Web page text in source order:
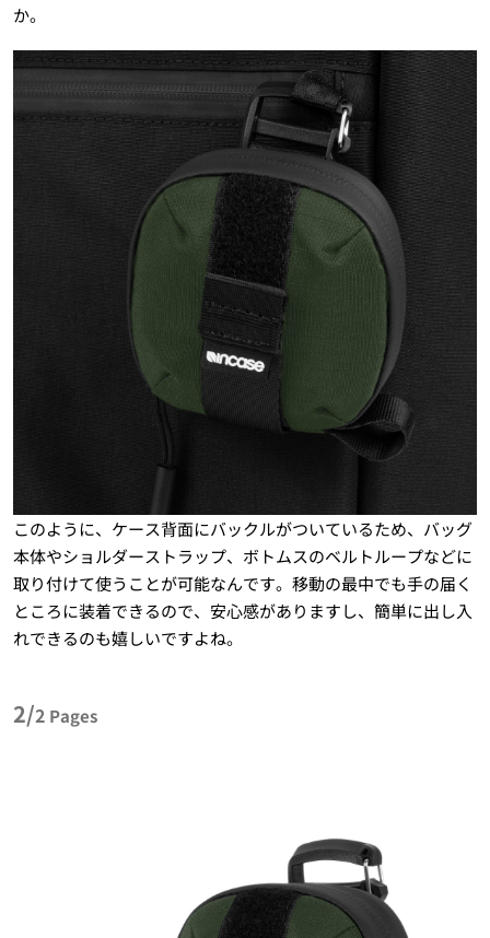
か。
このように、ケース背面にバックルがついているため、バッグ
本体やショルダーストラップ、ボトムスのベルトループなどに
取り付けて使うことが可能なんです。移動の最中でも手の届く
ところに装着できるので、安心感がありますし、簡単に出し入
れできるのも嬉しいですよね。
2/2 Pages